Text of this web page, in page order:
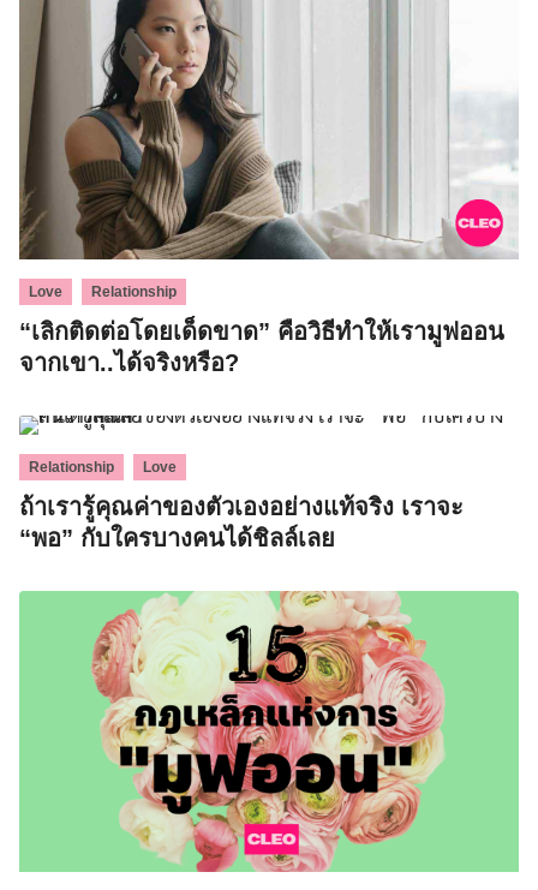
Love Relationship
“เลิกติดต่อโดยเด็ดขาด” คือวิธีทำให้เรามูฟออน
จากเขา..ได้จริงหรือ?
Relationship Love
ถ้าเรารู้คุณค่าของตัวเองอย่างแท้จริง เราจะ
“พอ” กับใครบางคนได้ชิลล์เลย